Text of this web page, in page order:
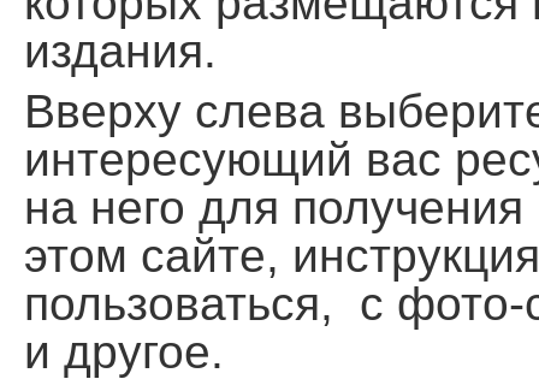
издания.
Вверху слева
интересующий вас
на него для
этом сайте,
пользоваться, с
и другое.